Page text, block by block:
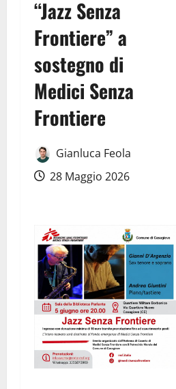
“Jazz Senza
Frontiere” a
sostegno di
Medici Senza
Frontiere
Gianluca Feola
28 Maggio 2026